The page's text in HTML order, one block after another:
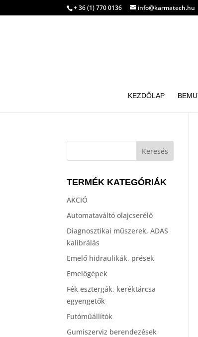
+ 36 (1) 770 0136 info@karmatech.hu
KEZDŐLAP
TERMÉK KATEGÓRIÁK
AKCIÓ
Automataváltó olajcserélő
Diagnosztikai műszerek, ADAS
kalibrálás
Emelő hidraulikák, prések
Emelőgépek
Fék esztergák, keréktárcsa
egyengetők
Futóműállítók
Gumiszerviz berendezések